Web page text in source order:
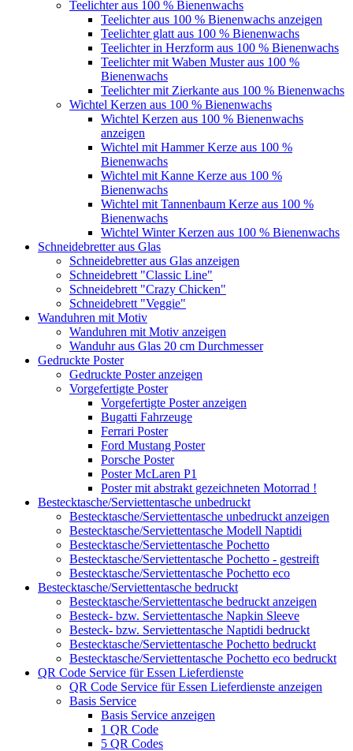
Teelichter aus 100 % Bienenwachs
Teelichter aus 100 % Bienenwachs anzeigen
Teelichter glatt aus 100 % Bienenwachs
Teelichter in Herzform aus 100 % Bienenwachs
Teelichter mit Waben Muster aus 100 %
Bienenwachs
Teelichter mit Zierkante aus 100 % Bienenwachs
Wichtel Kerzen aus 100 % Bienenwachs
Wichtel Kerzen aus 100 % Bienenwachs
anzeigen
Wichtel mit Hammer Kerze aus 100 %
Bienenwachs
Wichtel mit Kanne Kerze aus 100 %
Bienenwachs
Wichtel mit Tannenbaum Kerze aus 100 %
Bienenwachs
Wichtel Winter Kerzen aus 100 % Bienenwachs
Schneidebretter aus Glas
Schneidebretter aus Glas anzeigen
Schneidebrett "Classic Line"
Schneidebrett "Crazy Chicken"
Schneidebrett "Veggie"
Wanduhren mit Motiv
Wanduhren mit Motiv anzeigen
Wanduhr aus Glas 20 cm Durchmesser
Gedruckte Poster
Gedruckte Poster anzeigen
Vorgefertigte Poster
Vorgefertigte Poster anzeigen
Bugatti Fahrzeuge
Ferrari Poster
Ford Mustang Poster
Porsche Poster
Poster McLaren P1
Poster mit abstrakt gezeichneten Motorrad !
Bestecktasche/Serviettentasche unbedruckt
Bestecktasche/Serviettentasche unbedruckt anzeigen
Bestecktasche/Serviettentasche Modell Naptidi
Bestecktasche/Serviettentasche Pochetto
Bestecktasche/Serviettentasche Pochetto - gestreift
Bestecktasche/Serviettentasche Pochetto eco
Bestecktasche/Serviettentasche bedruckt
Bestecktasche/Serviettentasche bedruckt anzeigen
Besteck- bzw. Serviettentasche Napkin Sleeve
Besteck- bzw. Serviettentasche Naptidi bedruckt
Bestecktasche/Serviettentasche Pochetto bedruckt
Bestecktasche/Serviettentasche Pochetto eco bedruckt
QR Code Service für Essen Lieferdienste
QR Code Service für Essen Lieferdienste anzeigen
Basis Service
Basis Service anzeigen
1 QR Code
5 QR Codes